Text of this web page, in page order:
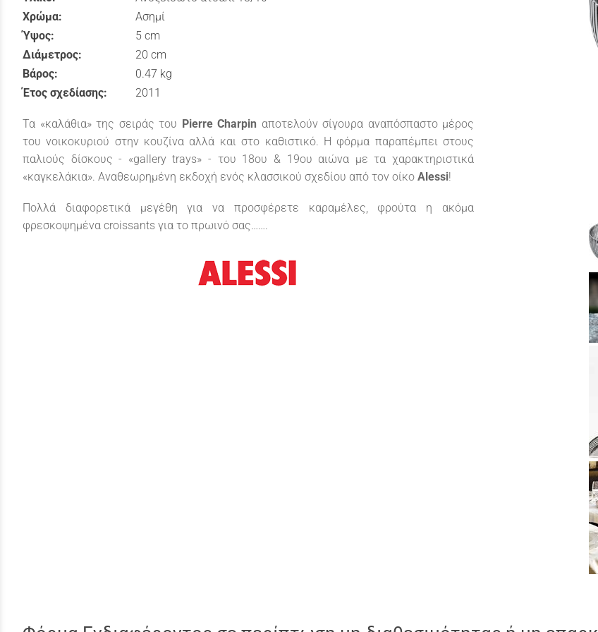
Χρώμα:
Ασημί
Ύψος:
5 cm
Διάμετρος:
20 cm
Βάρος:
0.47 kg
Έτος σχεδίασης:
2011
Τα «καλάθια» της σειράς του Pierre Charpin αποτελούν σίγουρα αναπόσπαστο μέρος
του νοικοκυριού στην κουζίνα αλλά και στο καθιστικό. Η φόρμα παραπέμπει στους
παλιούς δίσκους - «gallery trays» - του 18ου & 19ου αιώνα με τα χαρακτηριστικά
«καγκελάκια». Αναθεωρημένη εκδοχή ενός κλασσικού σχεδίου από τον οίκο Alessi!
Πολλά διαφορετικά μεγέθη για να προσφέρετε καραμέλες, φρούτα η ακόμα
φρεσκοψημένα croissants για το πρωινό σας…….